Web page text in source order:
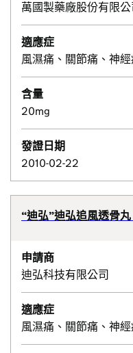
萬國製藥廠股份有限公
適應症
風濕痛、關節痛、神
含量
20mg
發證日期
2010-02-22
“迪弘”迪弘追風透骨
申請商
迪弘科技有限公司
適應症
風濕痛、關節痛、神